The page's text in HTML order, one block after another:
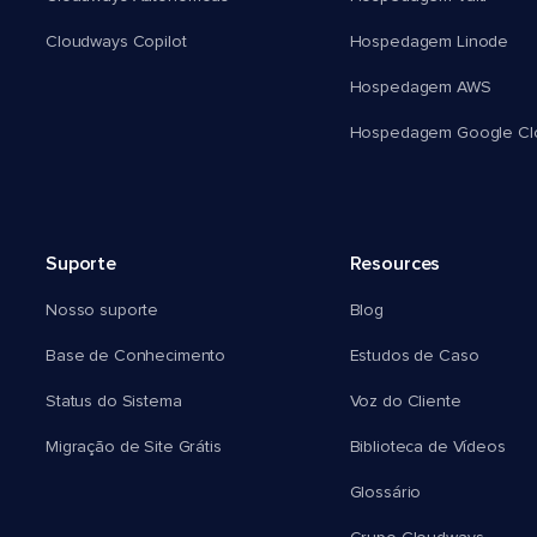
Cloudways Copilot Hospedagem Linode
Hospedagem AWS
Hospedagem Google
Suporte
Nosso suporte
Base de Conhecimento
Status do Sistema
Migração de Site Grátis
Resources
Blog
Estudos de Caso
Voz do Cliente
Biblioteca de Vídeos
Glossário